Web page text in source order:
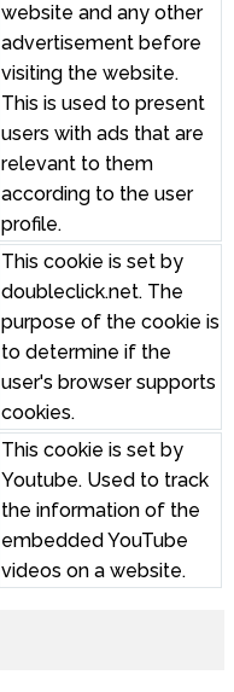
website and any other
advertisement before
visiting the website.
This is used to present
users with ads that are
relevant to them
according to the user
profile.
This cookie is set by
doubleclick.net. The
purpose of the cookie is
to determine if the
user's browser supports
cookies.
This cookie is set by
Youtube. Used to track
the information of the
embedded YouTube
videos on a website.